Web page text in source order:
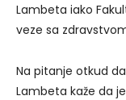
Lambeta iako
veze sa
Na pitanje otkud
Lambeta kaže da je